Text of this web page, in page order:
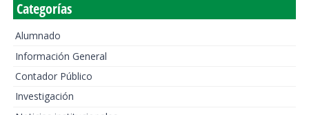
Categorías
Alumnado
Información General
Contador Público
Investigación